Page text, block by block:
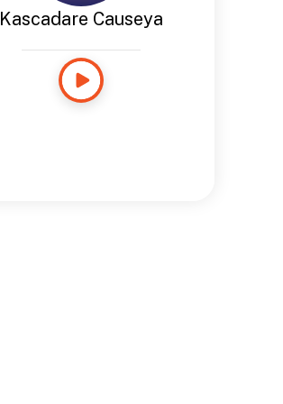
Kascadare Causeya